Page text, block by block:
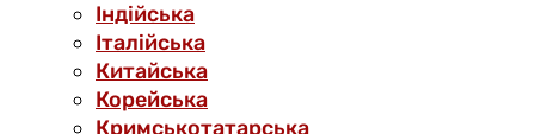
Індійська
Італійська
Китайська
Корейська
Кримськотатарська